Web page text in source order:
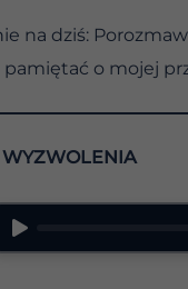
na dziś:
o mojej
WYZWOLENIA